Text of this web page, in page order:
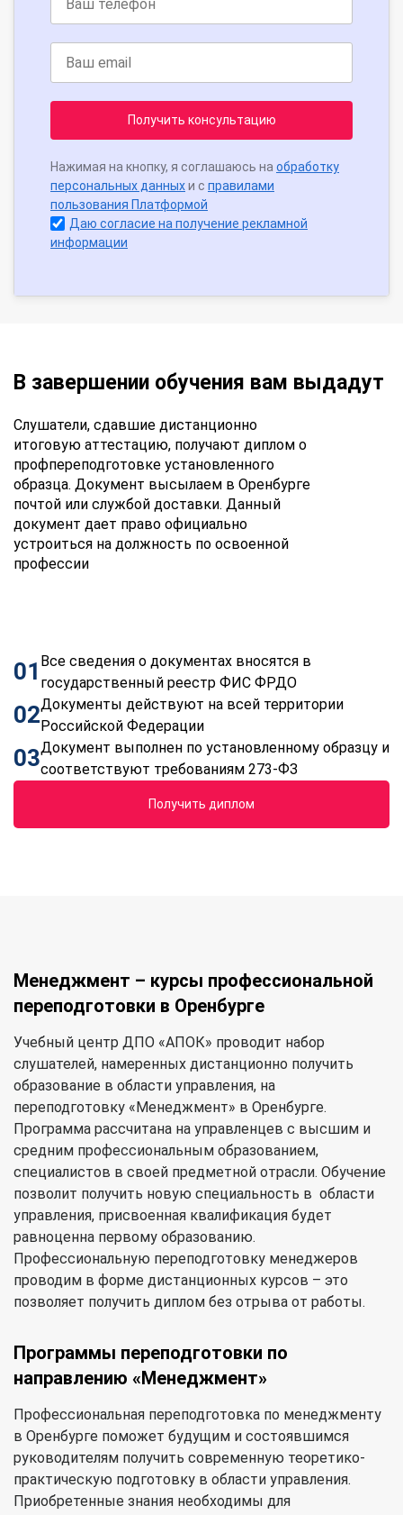
Получить консультацию
Нажимая на кнопку, я соглашаюсь на обработку
персональных данныхи с правилами
пользования Платформой
Даю согласие на получение рекламной
информации
В завершении обучения вам выдадут
Слушатели, сдавшие дистанционно
итоговую аттестацию, получают диплом о
профпереподготовке установленного
образца. Документ высылаем в Оренбурге
почтой или службой доставки. Данный
документ дает право официально
устроиться на должность по освоенной
профессии
01 Все сведения о документах вносятся в
государственный реестр ФИС ФРДО
02Документы действуют на всей территории
Российской Федерации
03Документ выполнен по установленному образцу и
соответствуют требованиям 273-ФЗ
Получить диплом
Менеджмент – курсы профессиональной
переподготовки в Оренбурге
Учебный центр ДПО «АПОК» проводит набор
слушателей, намеренных дистанционно получить
образование в области управления, на
переподготовку «Менеджмент» в Оренбурге.
Программа рассчитана на управленцев с высшим и
средним профессиональным образованием,
специалистов в своей предметной отрасли. Обучение
позволит получить новую специальность в области
управления, присвоенная квалификация будет
равноценна первому образованию.
Профессиональную переподготовку менеджеров
проводим в форме дистанционных курсов – это
позволяет получить диплом без отрыва от работы.
Программы переподготовки по
направлению «Менеджмент»
Профессиональная переподготовка по менеджменту
в Оренбурге поможет будущим и состоявшимся
руководителям получить современную теоретико-
практическую подготовку в области управления.
Приобретенные знания необходимы для